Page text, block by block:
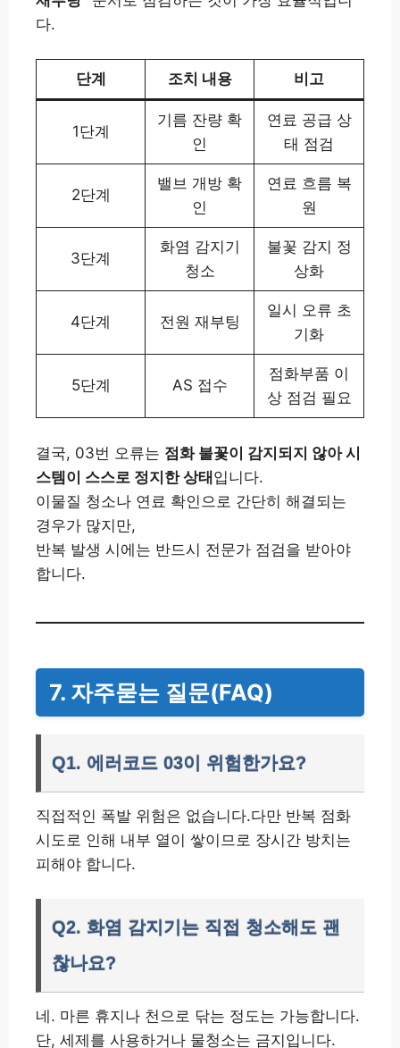
다.
단계 조치 내용 비고
1단계
기름 잔량 확
인
연료 공급 상
태 점검
2단계
밸브 개방 확
인
연료 흐름 복
원
3단계
화염 감지기
청소
불꽃 감지 정
상화
4단계 전원 재부팅
일시 오류 초
기화
5단계 AS 접수
점화부품 이
상 점검 필요
결국, 03번 오류는 점화 불꽃이 감지되지 않아 시
스템이 스스로 정지한 상태입니다.
이물질 청소나 연료 확인으로 간단히 해결되는
경우가 많지만,
반복 발생 시에는 반드시 전문가 점검을 받아야
합니다.
7. 자주묻는 질문(FAQ)
Q1. 에러코드 03이 위험한가요?
직접적인 폭발 위험은 없습니다.다만 반복 점화
시도로 인해 내부 열이 쌓이므로 장시간 방치는
피해야 합니다.
Q2. 화염 감지기는 직접 청소해도 괜
찮나요?
네. 마른 휴지나 천으로 닦는 정도는 가능합니다.
단, 세제를 사용하거나 물청소는 금지입니다.